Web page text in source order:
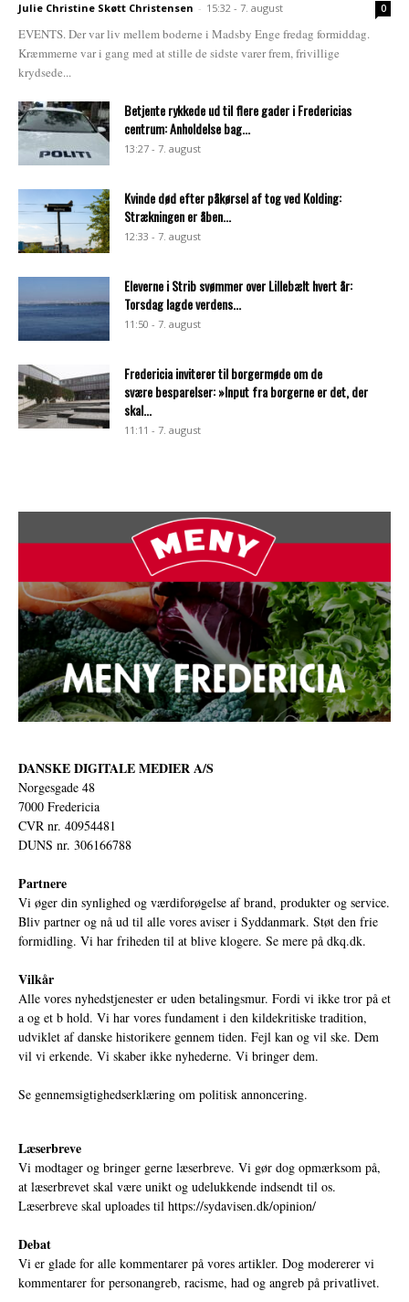
Julie Christine Skøtt Christensen - 15:32 - 7. august 0
EVENTS. Der var liv mellem boderne i Madsby Enge fredag formiddag.
Kræmmerne var i gang med at stille de sidste varer frem, frivillige
krydsede...
Betjente rykkede ud til flere gader i Fredericias
centrum: Anholdelse bag...
13:27 - 7. august
Kvinde død efter påkørsel af tog ved Kolding:
Strækningen er åben...
12:33 - 7. august
Eleverne i Strib svømmer over Lillebælt hvert år:
Torsdag lagde verdens...
11:50 - 7. august
Fredericia inviterer til borgermøde om de
svære besparelser: »Input fra borgerne er det, der
skal...
11:11 - 7. august
DANSKE DIGITALE MEDIER A/S
Norgesgade 48
7000 Fredericia
CVR nr. 40954481
DUNS nr. 306166788
Partnere
Vi øger din synlighed og værdiforøgelse af brand, produkter og service.
Bliv partner og nå ud til alle vores aviser i Syddanmark. Støt den frie
formidling. Vi har friheden til at blive klogere. Se mere på dkq.dk.
Vilkår
Alle vores nyhedstjenester er uden betalingsmur. Fordi vi ikke tror på et
a og et b hold. Vi har vores fundament i den kildekritiske tradition,
udviklet af danske historikere gennem tiden. Fejl kan og vil ske. Dem
vil vi erkende. Vi skaber ikke nyhederne. Vi bringer dem.
Se gennemsigtighedserklæring om politisk annoncering.
Læserbreve
Vi modtager og bringer gerne læserbreve. Vi gør dog opmærksom på,
at læserbrevet skal være unikt og udelukkende indsendt til os.
Læserbreve skal uploades til https://sydavisen.dk/opinion/
Debat
Vi er glade for alle kommentarer på vores artikler. Dog modererer vi
kommentarer for personangreb, racisme, had og angreb på privatlivet.